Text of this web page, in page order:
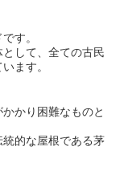
す。
して、全ての古民
ます。
かり困難なものと
的な屋根である茅